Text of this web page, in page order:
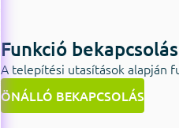
Funkció
A telepítési utasítások alapján
ÖNÁLLÓ BEKAPCSOLÁS